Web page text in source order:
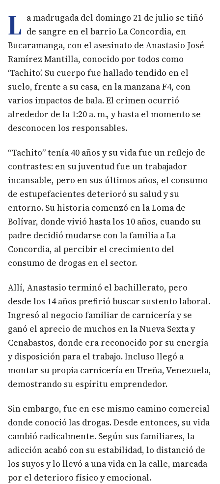
L a madrugada del domingo 21 de julio se tiñó
de sangre en el barrio La Concordia, en
Bucaramanga, con el asesinato de Anastasio José
Ramírez Mantilla, conocido por todos como
‘Tachito’. Su cuerpo fue hallado tendido en el
suelo, frente a su casa, en la manzana F4, con
varios impactos de bala. El crimen ocurrió
alrededor de la 1:20 a. m., y hasta el momento se
desconocen los responsables.
“Tachito” tenía 40 años y su vida fue un reflejo de
contrastes: en su juventud fue un trabajador
incansable, pero en sus últimos años, el consumo
de estupefacientes deterioró su salud y su
entorno. Su historia comenzó en la Loma de
Bolívar, donde vivió hasta los 10 años, cuando su
padre decidió mudarse con la familia a La
Concordia, al percibir el crecimiento del
consumo de drogas en el sector.
Allí, Anastasio terminó el bachillerato, pero
desde los 14 años prefirió buscar sustento laboral.
Ingresó al negocio familiar de carnicería y se
ganó el aprecio de muchos en la Nueva Sexta y
Cenabastos, donde era reconocido por su energía
y disposición para el trabajo. Incluso llegó a
montar su propia carnicería en Ureña, Venezuela,
demostrando su espíritu emprendedor.
Sin embargo, fue en ese mismo camino comercial
donde conoció las drogas. Desde entonces, su vida
cambió radicalmente. Según sus familiares, la
adicción acabó con su estabilidad, lo distanció de
los suyos y lo llevó a una vida en la calle, marcada
por el deterioro físico y emocional.